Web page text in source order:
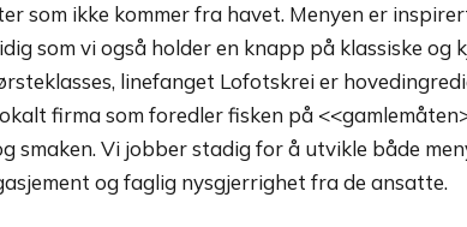
som ikke kommer fra havet. Menyen er
som vi også holder en knapp på klassiske
linefanget Lofotskrei er
firma som foredler fisken på
smaken. Vi jobber stadig for å utvikle både
og faglig nysgjerrighet fra de ansatte.